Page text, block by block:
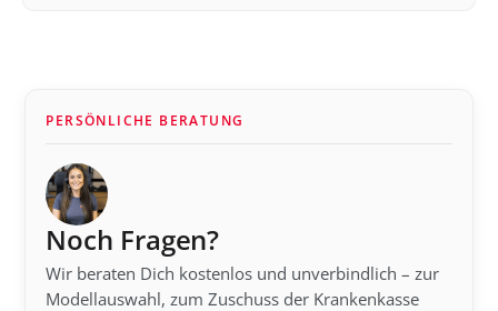
PERSÖNLICHE BERATUNG
Noch Fragen?
Wir beraten Dich kostenlos und unverbindlich – zur
Modellauswahl, zum Zuschuss der Krankenkasse